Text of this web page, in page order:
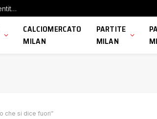
Milan, Modric: “Felice di aver fatto qualche minuto, mi sono sentito bene”
CALCIOMERCATO
MILAN
PARTITE
MILAN
che si dice fuori”